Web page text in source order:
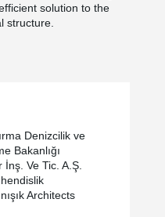
solution to the
structure.
Denizcilik ve
Bakanlığı
İnş. Ve Tic. A.Ş.
Architects